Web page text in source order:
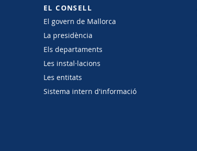
EL CONSELL
El govern de Mallorca
La presidència
Els departaments
Les instal·lacions
Les entitats
Sistema intern d'informació